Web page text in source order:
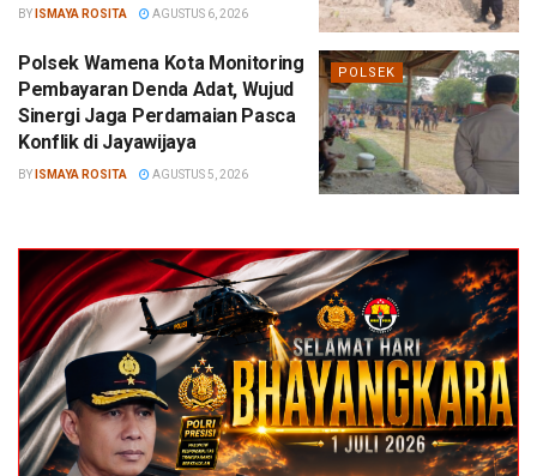
BY ISMAYA ROSITA AGUSTUS 6, 2026
POLSEK
Polsek Wamena Kota Monitoring
Pembayaran Denda Adat, Wujud
Sinergi Jaga Perdamaian Pasca
Konflik di Jayawijaya
BY ISMAYA ROSITA AGUSTUS 5, 2026